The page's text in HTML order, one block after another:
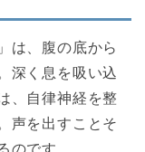
は、腹の底から
深く息を吸い込
、自律神経を整
声を出すことそ
のです。